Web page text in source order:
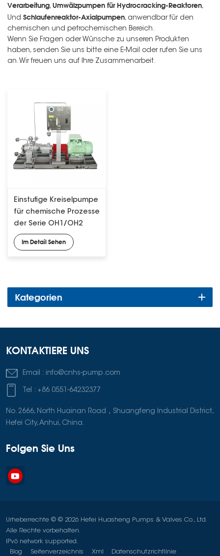
Verarbeitung, Umwälzpumpen für Hydrocracking-Reaktoren,
Und Schlaufenreaktor-Axialpumpen, anwendbar für den
chemischen und petrochemischen Bereich.
Wenn Sie Fragen oder Wünsche zu unseren Produkten
haben, senden Sie uns bitte eine E-Mail oder rufen Sie uns
an. Wir freuen uns auf Ihre Zusammenarbeit.
Einstufige Kreiselpumpe
für chemische Prozesse
der Serie OH1/OH2
gemäß API 610
Im Detail Sehen
Kategorien
KONTAKTIERE UNS
Email : info@cnhs-pump.com
Tel : +86 0551-64232377
No. 2666, North Huainan Road，Shuangfeng Industrial District,
Hefei City, Anhui, China.
Folgen Sie Uns
Urheberrechte © © 2026 Hefei Huasheng Pumps & Valves Co., Ltd.
Alle Rechte vorbehalten.
IPv6 network supported.
Blog
Seitenverzeichnis Xml Datenschutzrichtlinie